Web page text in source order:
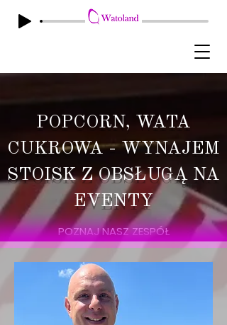
POPCORN, WATA
CUKROWA - WYNAJEM
STOISK Z OBSŁUGĄ NA
EVENTY
POZNAJ NASZ ZESPÓŁ